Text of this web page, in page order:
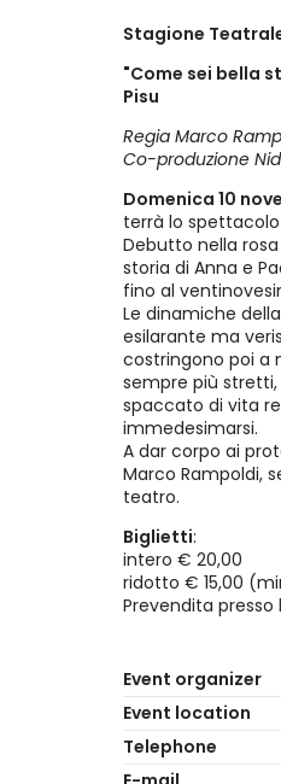
Stagione
"Come sei bella
Pisu
Regia Marco
Co-produzione
Domenica 10
terrà lo
Debutto nella
storia di Anna e
fino al
Le dinamiche
esilarante ma
costringono poi a
sempre più
spaccato di vita
immedesimarsi.
A dar corpo ai
Marco Rampoldi,
teatro.
Biglietti:
intero € 20,00
ridotto € 15,00
Prevendita presso
Event organizer
Event location
Telephone